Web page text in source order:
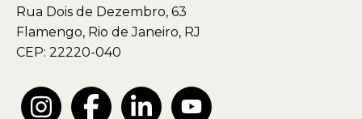
Rua Dois de Dezembro, 63
Flamengo, Rio de Janeiro, RJ
CEP: 22220-040